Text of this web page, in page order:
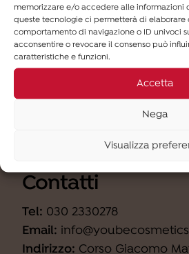
memorizzare e/o accedere alle informazioni
queste tecnologie ci permetterà di elaborare
comportamento di navigazione o ID univoci
acconsentire o revocare il consenso può
caratteristiche e funzioni.
Accetta
Nega
Visualizza
Ho lettol'informativae
newsletter (finalità b).
Contatti
Tel: 030 2330278
Email:
Indirizzo: Corso Giacomo